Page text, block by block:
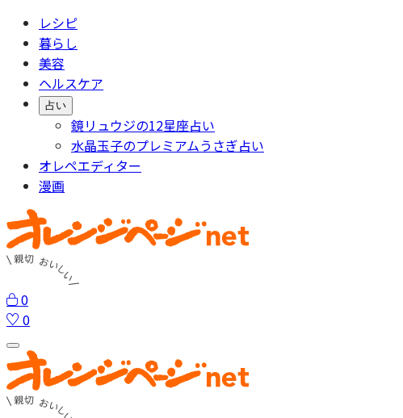
レシピ
暮らし
美容
ヘルスケア
占い
鏡リュウジの12星座占い
水晶玉子のプレミアムうさぎ占い
オレペエディター
漫画
0
0